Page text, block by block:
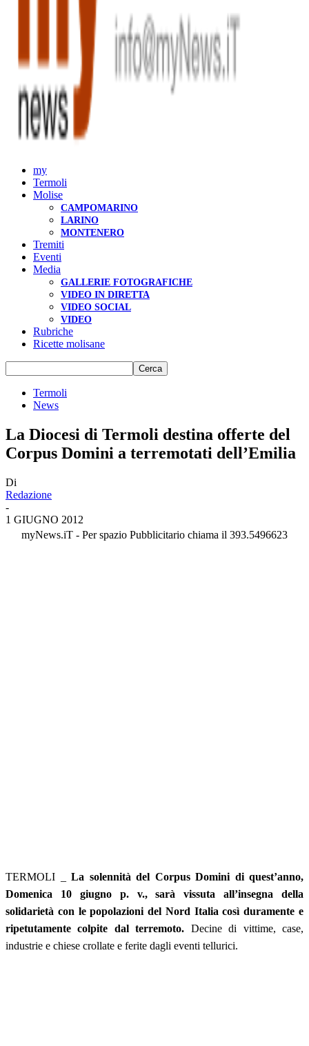
my
Termoli
Molise
CAMPOMARINO
LARINO
MONTENERO
Tremiti
Eventi
Media
GALLERIE FOTOGRAFICHE
VIDEO IN DIRETTA
VIDEO SOCIAL
VIDEO
Rubriche
Ricette molisane
Termoli
News
La Diocesi di Termoli destina offerte del
Corpus Domini a terremotati dell’Emilia
Di
Redazione
-
1 GIUGNO 2012
myNews.iT - Per spazio Pubblicitario chiama il 393.5496623
TERMOLI _ La solennità del Corpus Domini di quest’anno,
Domenica 10 giugno p. v., sarà vissuta all’insegna della
solidarietà con le popolazioni del Nord Italia così duramente e
ripetutamente colpite dal terremoto. Decine di vittime, case,
industrie e chiese crollate e ferite dagli eventi tellurici.